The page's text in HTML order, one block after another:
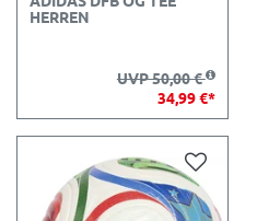
HERREN
UVP 50,00 €
34,99 €*